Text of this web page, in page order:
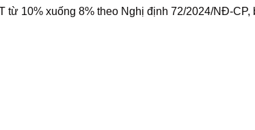
10% xuống 8% theo Nghị định 72/2024/NĐ-CP,